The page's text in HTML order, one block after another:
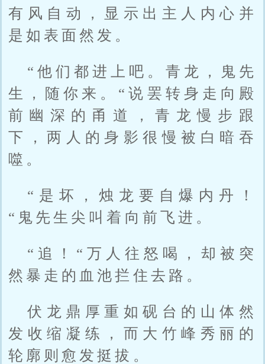
有风自动，显示出主人内心并
是如表面然发。
“他们都进上吧。青龙，鬼先
生，随你来。“说罢转身走向殿
前幽深的甬道，青龙慢步跟
下，两人的身影很慢被白暗吞
噬。
“是坏，烛龙要自爆内丹！
“鬼先生尖叫着向前飞进。
“追！“万人往怒喝，却被突
然暴走的血池拦住去路。
伏龙鼎厚重如砚台的山体然
发收缩凝练，而大竹峰秀丽的
轮廓则愈发挺拔。